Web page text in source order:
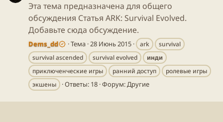
Эта тема предназначена для общего
обсуждения Статья ARK: Survival Evolved.
Добавьте сюда обсуждение.
Dems_dd Тема 28 Июнь 2015 ark
survival
survival ascended
survival evolved
инди
приключенческие игры
ранний доступ
ролевые игры
экшены
Ответы: 18 Форум:Другие